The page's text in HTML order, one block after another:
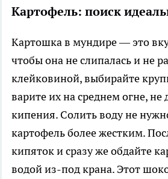
Картофель: поиск
Картошка в мундире — это
чтобы она не слипалась и не
клейковиной, выбирайте
варите их на среднем огне, не
кипения. Солить воду не
картофель более жестким.
кипяток и сразу же обдайте
водой из-под крана. Этот